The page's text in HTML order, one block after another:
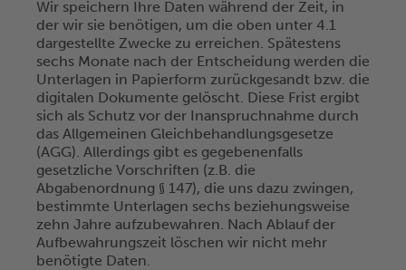
Wir speichern Ihre Daten während der Zeit, in
der wir sie benötigen, um die oben unter 4.1
dargestellte Zwecke zu erreichen. Spätestens
sechs Monate nach der Entscheidung werden die
Unterlagen in Papierform zurückgesandt bzw. die
digitalen Dokumente gelöscht. Diese Frist ergibt
sich als Schutz vor der Inanspruchnahme durch
das Allgemeinen Gleichbehandlungsgesetze
(AGG). Allerdings gibt es gegebenenfalls
gesetzliche Vorschriften (z.B. die
Abgabenordnung § 147), die uns dazu zwingen,
bestimmte Unterlagen sechs beziehungsweise
zehn Jahre aufzubewahren. Nach Ablauf der
Aufbewahrungszeit löschen wir nicht mehr
benötigte Daten.